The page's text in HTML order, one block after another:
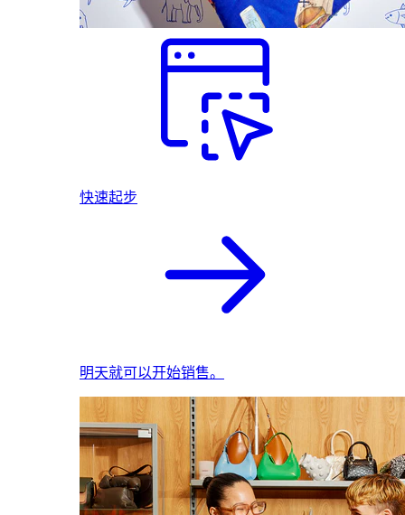
快速起步
明天就可以开始销售。